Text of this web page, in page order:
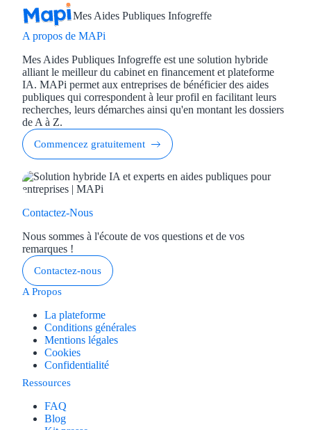
Mes Aides Publiques Infogreffe
A propos de MAPi
Mes Aides Publiques Infogreffe est une solution hybride
alliant le meilleur du cabinet en financement et plateforme
IA. MAPi permet aux entreprises de bénéficier des aides
publiques qui correspondent à leur profil en facilitant leurs
recherches, leurs démarches ainsi qu'en montant les dossiers
de A à Z.
Commencez gratuitement
Contactez-Nous
Nous sommes à l'écoute de vos questions et de vos
remarques !
Contactez-nous
A Propos
La plateforme
Conditions générales
Mentions légales
Cookies
Confidentialité
Ressources
FAQ
Blog